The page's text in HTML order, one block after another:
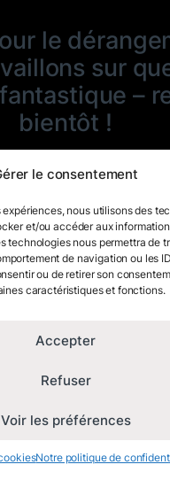
le consentement
nous utilisons des
et/ou accéder aux
technologies nous permettra de
de navigation ou les
ou de retirer son
caractéristiques et fonctions.
Accepter
Refuser
Voir les préférences
Notre politique de
le
sur
–
bientôt !